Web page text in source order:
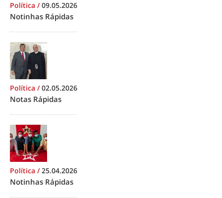
Política /09.05.2026
Notinhas Rápidas
Política /02.05.2026
Notas Rápidas
Política /25.04.2026
Notinhas Rápidas